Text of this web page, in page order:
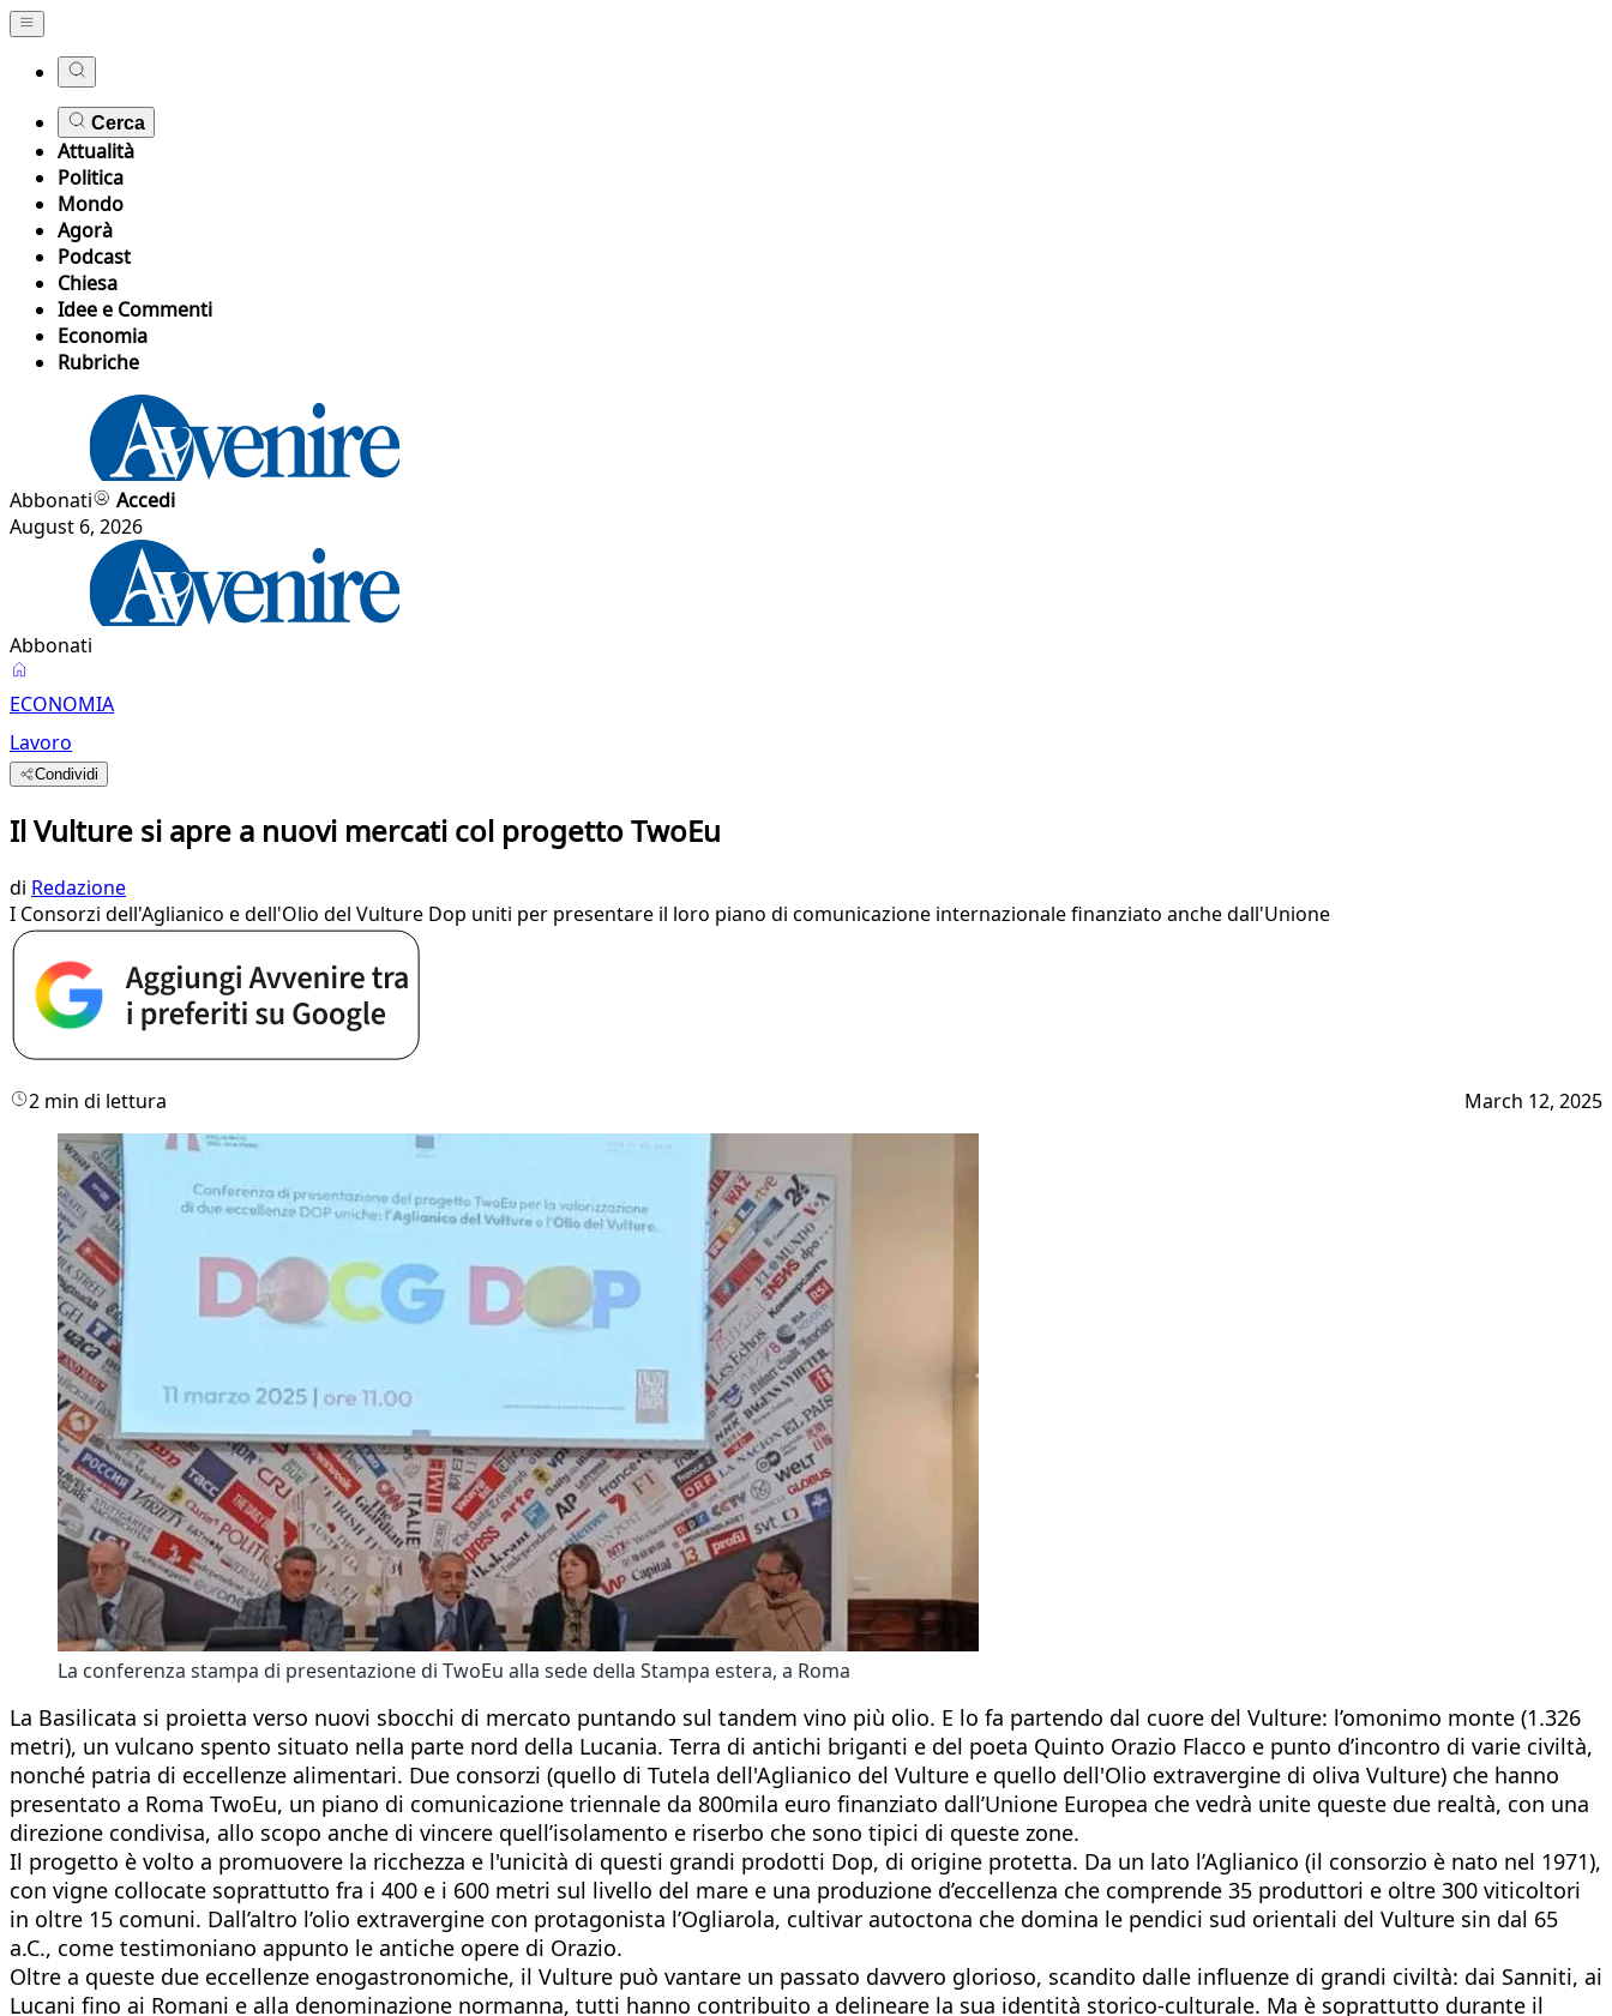
Cerca
Attualità
Politica
Mondo
Agorà
Podcast
Chiesa
Idee e Commenti
Economia
Rubriche
Abbonati
Accedi
August 6, 2026
Abbonati
ECONOMIA
Lavoro
Condividi
Il Vulture si apre a nuovi mercati col progetto TwoEu
di Redazione
I Consorzi dell'Aglianico e dell'Olio del Vulture Dop uniti per presentare il loro piano di comunicazione internazionale finanziato anche dall'Unione
2 min di lettura March 12, 2025
La conferenza stampa di presentazione di TwoEu alla sede della Stampa estera, a Roma
La Basilicata si proietta verso nuovi sbocchi di mercato puntando sul tandem vino più olio. E lo fa partendo dal cuore del Vulture: l’omonimo monte (1.326
metri), un vulcano spento situato nella parte nord della Lucania. Terra di antichi briganti e del poeta Quinto Orazio Flacco e punto d’incontro di varie civiltà,
nonché patria di eccellenze alimentari. Due consorzi (quello di Tutela dell'Aglianico del Vulture e quello dell'Olio extravergine di oliva Vulture) che hanno
presentato a Roma TwoEu, un piano di comunicazione triennale da 800mila euro finanziato dall’Unione Europea che vedrà unite queste due realtà, con una
direzione condivisa, allo scopo anche di vincere quell’isolamento e riserbo che sono tipici di queste zone.
Il progetto è volto a promuovere la ricchezza e l'unicità di questi grandi prodotti Dop, di origine protetta. Da un lato l’Aglianico (il consorzio è nato nel 1971),
con vigne collocate soprattutto fra i 400 e i 600 metri sul livello del mare e una produzione d’eccellenza che comprende 35 produttori e oltre 300 viticoltori
in oltre 15 comuni. Dall’altro l’olio extravergine con protagonista l’Ogliarola, cultivar autoctona che domina le pendici sud orientali del Vulture sin dal 65
a.C., come testimoniano appunto le antiche opere di Orazio.
Oltre a queste due eccellenze enogastronomiche, il Vulture può vantare un passato davvero glorioso, scandito dalle influenze di grandi civiltà: dai Sanniti, ai
Lucani fino ai Romani e alla denominazione normanna, tutti hanno contribuito a delineare la sua identità storico-culturale. Ma è soprattutto durante il